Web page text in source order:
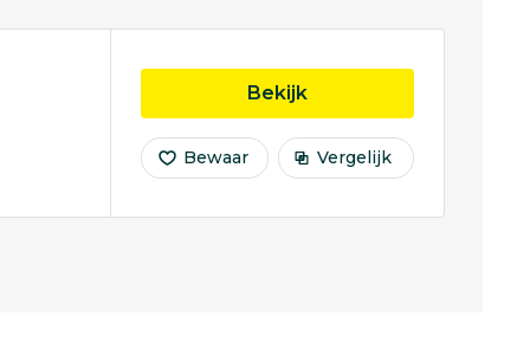
Bekijkopleiding Groene
Bewaar Vergelijk